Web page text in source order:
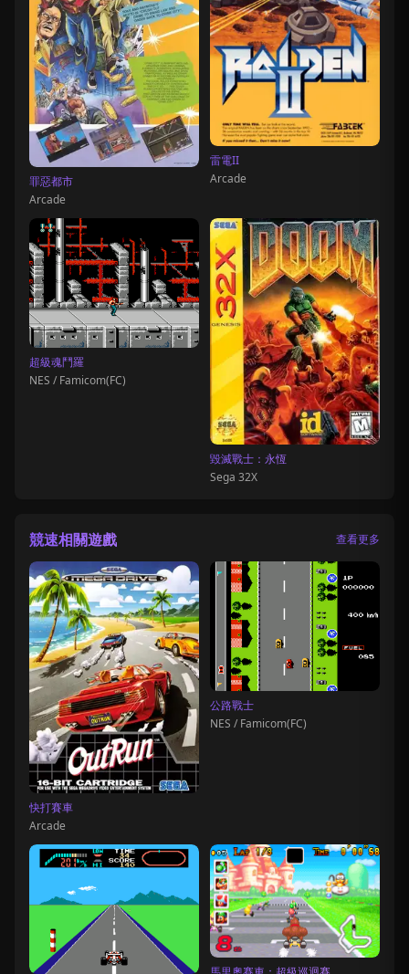
罪惡都市
Arcade
雷電II
Arcade
超級魂鬥羅
NES / Famicom(FC)
毀滅戰士：永恆
Sega 32X
競速相關遊戲 查看更多
快打賽車
Arcade
公路戰士
NES / Famicom(FC)